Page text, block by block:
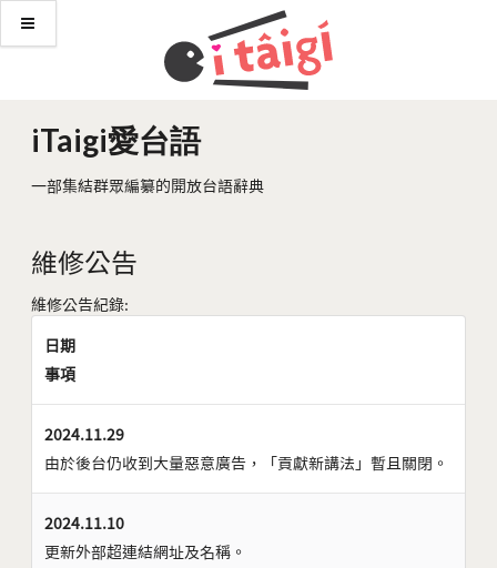
iTaigi愛台語
一部集結群眾編纂的開放台語辭典
維修公告
維修公告紀錄:
日期
事項
2024.11.29
由於後台仍收到大量惡意廣告，「貢獻新講法」暫且關閉。
2024.11.10
更新外部超連結網址及名稱。